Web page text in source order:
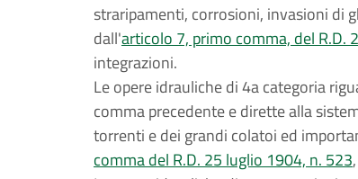
straripamenti, corrosioni, invasioni di
dall'articolo 7, primo comma, del R.D.
integrazioni.
Le opere idrauliche di 4a categoria
comma precedente e dirette alla
torrenti e dei grandi colatoi ed
comma del R.D. 25 luglio 1904, n. 523